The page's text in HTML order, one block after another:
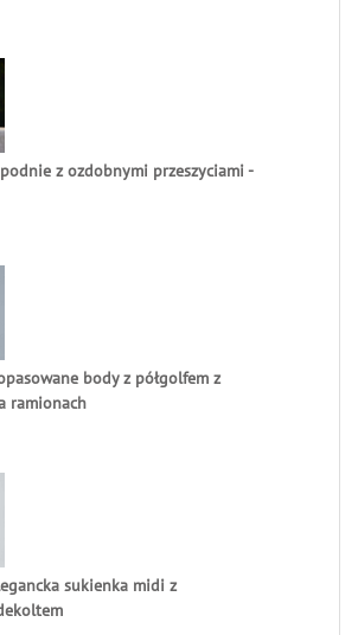
z ozdobnymi przeszyciami -
body z półgolfem z
ramionach
sukienka midi z